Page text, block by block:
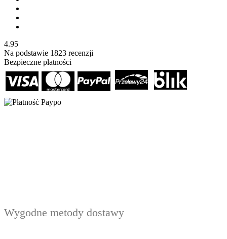
4.95
Na podstawie 1823 recenzji
Bezpieczne płatności
Wygodne metody dostawy